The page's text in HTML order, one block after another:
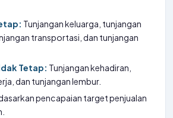
Tunjangan keluarga, tunjangan
transportasi, dan tunjangan
Tetap: Tunjangan kehadiran,
dan tunjangan lembur.
pencapaian target penjualan